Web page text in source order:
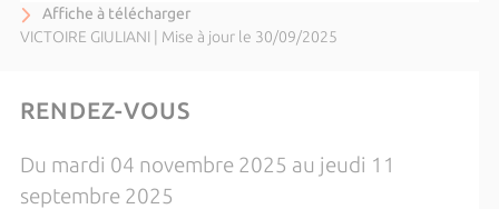
Affiche à télécharger
VICTOIRE GIULIANI
Mise à jour le 30/09/2025
RENDEZ-VOUS
Du mardi 04 novembre 2025 au jeudi 11
septembre 2025